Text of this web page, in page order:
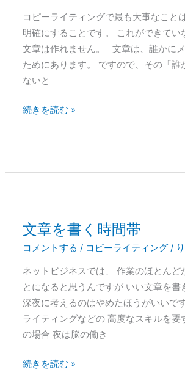
コピーライティングで最も大事なこと
明確にすることです。 これができてい
文章は作れません。 文章は、誰かに
ためにあります。 ですので、その「誰
ないと
ッ
ト
を
明
確
続きを読む »
文章を書く時間帯
コメントする / コピーライティング /
ネットビジネスでは、 作業のほとんど
とになると思うんですが いい文章を書
深夜に考えるのはやめたほうがいいで
ライティングなどの 高度なスキルを要
の場合 夜は脳の働き
文
章
書
く
時
間
帯
続きを読む »